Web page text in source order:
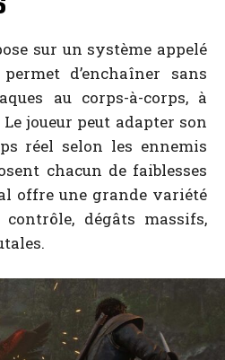
sur un système appelé
d’enchaîner sans
au corps-à-corps, à
joueur peut adapter son
réel selon les ennemis
chacun de faiblesses
offre une grande variété
dégâts massifs,